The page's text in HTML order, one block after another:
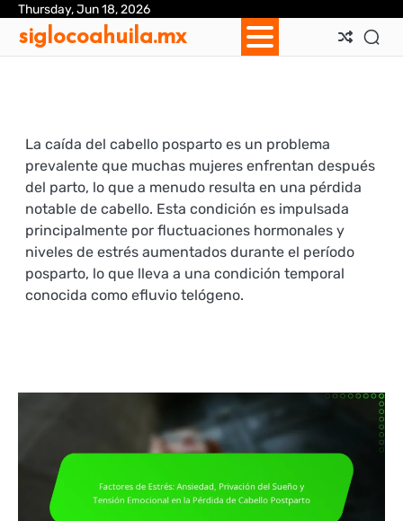
Skip
content
Thursday, Jun 18, 2026
siglocoahuila.mx
La caída del cabello posparto es un problema
prevalente que muchas mujeres enfrentan después
del parto, lo que a menudo resulta en una pérdida
notable de cabello. Esta condición es impulsada
principalmente por fluctuaciones hormonales y
niveles de estrés aumentados durante el período
posparto, lo que lleva a una condición temporal
conocida como efluvio telógeno.